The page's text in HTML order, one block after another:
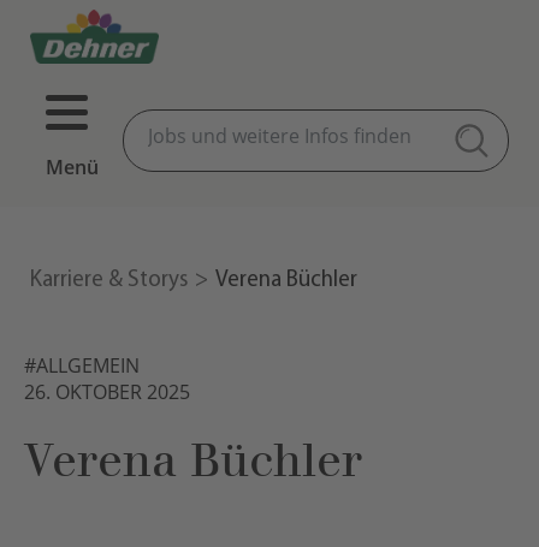
Menü
Karriere & Storys Verena Büchler
#ALLGEMEIN
26. OKTOBER 2025
Verena Büchler